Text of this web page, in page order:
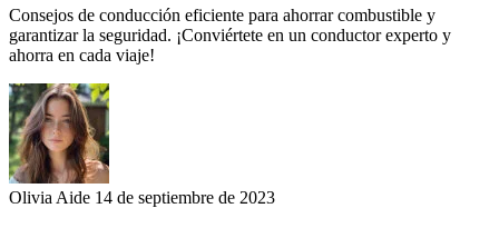
Consejos de conducción eficiente para ahorrar combustible y
garantizar la seguridad. ¡Conviértete en un conductor experto y
ahorra en cada viaje!
Olivia Aide 14 de septiembre de 2023